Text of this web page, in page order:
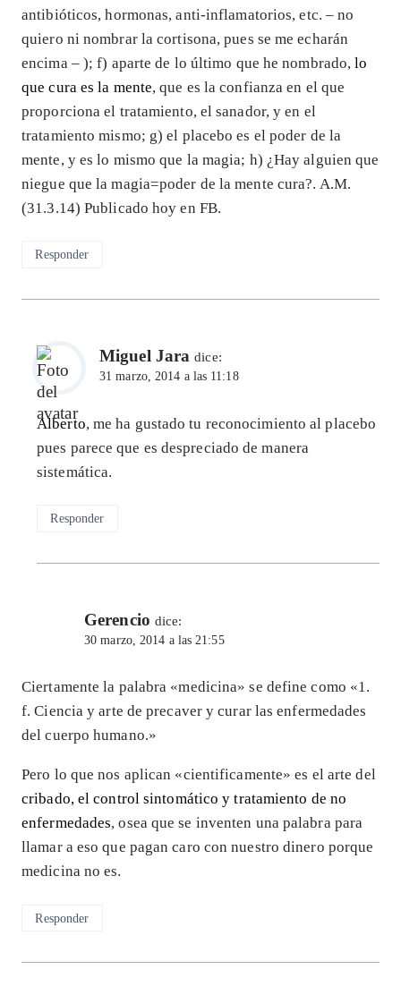
antibióticos, hormonas, anti-inflamatorios, etc. – no
quiero ni nombrar la cortisona, pues se me echarán
encima – ); f) aparte de lo último que he nombrado,lo
que cura es la mente, que es la confianza en el que
proporciona el tratamiento, el sanador, y en el
tratamiento mismo; g) el placebo es el poder de la
mente, y es lo mismo que la magia; h) ¿Hay alguien que
niegue que la magia=poder de la mente cura?. A.M.
(31.3.14) Publicado hoy en FB.
Responder
Miguel Jara dice:
31 marzo, 2014 a las 11:18
Alberto, me ha gustado tu reconocimiento al placebo
pues parece que es despreciado de manera
sistemática.
Responder
Gerencio dice:
30 marzo, 2014 a las 21:55
Ciertamente la palabra «medicina» se define como «1.
f. Ciencia y arte de precaver y curar las enfermedades
del cuerpo humano.»
Pero lo que nos aplican «cientificamente» es el arte del
cribado, el control sintomático y tratamiento de no
enfermedades, osea que se inventen una palabra para
llamar a eso que pagan caro con nuestro dinero porque
medicina no es.
Responder